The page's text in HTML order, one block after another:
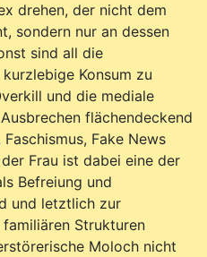
drehen, der nicht dem
sondern nur an dessen
sind all die
Konsum zu
und die mediale
flächendeckend
Fake News
Frau ist dabei eine der
Befreiung und
und letztlich zur
Strukturen
Moloch nicht